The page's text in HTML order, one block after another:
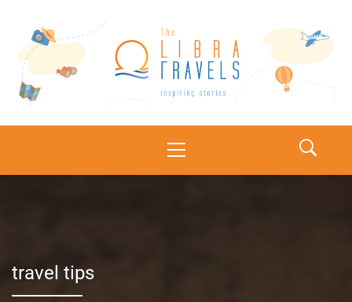
The Libra Travels
travel tips